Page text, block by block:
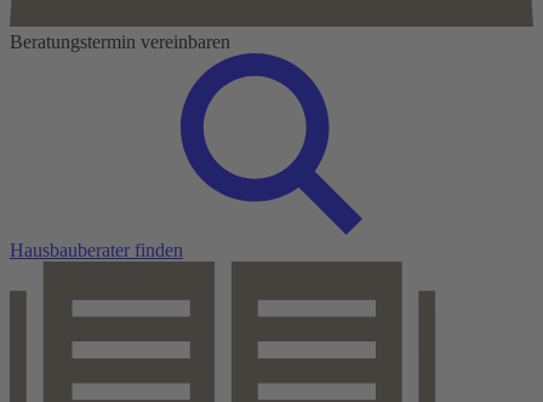
Beratungstermin vereinbaren
Hausbauberater finden